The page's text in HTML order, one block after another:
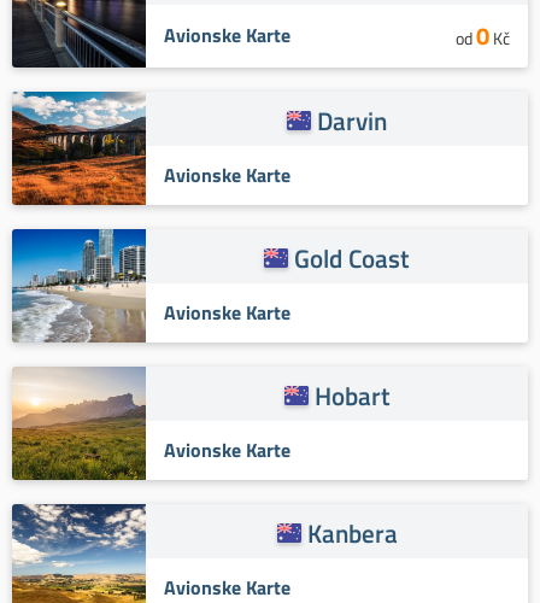
Avionske Karte od0Kč
Darvin
Avionske Karte
Gold Coast
Avionske Karte
Hobart
Avionske Karte
Kanbera
Avionske Karte